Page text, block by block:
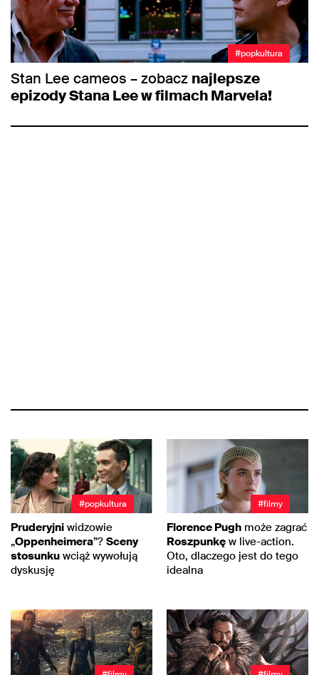
#popkultura
Stan Lee cameos – zobacz najlepsze
epizody Stana Lee w filmach Marvela!
#popkultura
Pruderyjni widzowie
„Oppenheimera”? Sceny
stosunku wciąż wywołują
dyskusję
#filmy
Florence Pugh może zagrać
Roszpunkę w live-action.
Oto, dlaczego jest do tego
idealna